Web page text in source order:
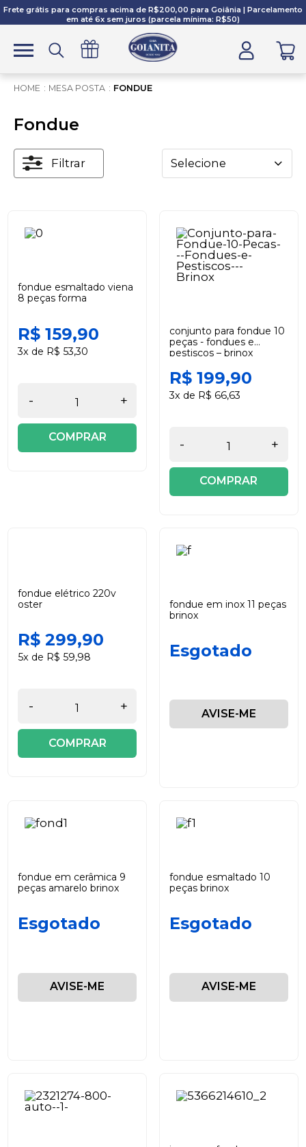
Frete grátis para compras acima de R$200,00 para Goiânia | Parcelamento
em até 6x sem juros (parcela mínima: R$50)
MESA POSTA FONDUE
Fondue
Filtrar Selecione
fondue esmaltado viena
8 peças forma
R$ 159,90
3x de R$ 53,30
- +
COMPRAR
conjunto para fondue 10
peças - fondues e
pestiscos – brinox
R$ 199,90
3x de R$ 66,63
- +
COMPRAR
fondue elétrico 220v
oster
R$ 299,90
5x de R$ 59,98
- +
COMPRAR
fondue em inox 11 peças
brinox
Esgotado
AVISE-ME
fondue em cerâmica 9
peças amarelo brinox
Esgotado
AVISE-ME
fondue esmaltado 10
peças brinox
Esgotado
AVISE-ME